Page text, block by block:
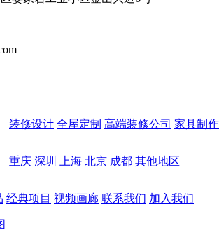
装修设计 全屋定制 高端装修公司 家具制
重庆 深圳 上海 北京 成都 其他地区
经典项目 视频画廊 联系我们 加入我们